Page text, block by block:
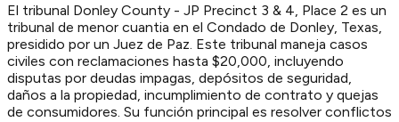
El tribunal Donley County - JP Precinct 3 & 4, Place 2 es un
tribunal de menor cuantia en el Condado de Donley, Texas,
presidido por un Juez de Paz. Este tribunal maneja casos
civiles con reclamaciones hasta $20,000, incluyendo
disputas por deudas impagas, depósitos de seguridad,
daños a la propiedad, incumplimiento de contrato y quejas
de consumidores. Su función principal es resolver conflictos